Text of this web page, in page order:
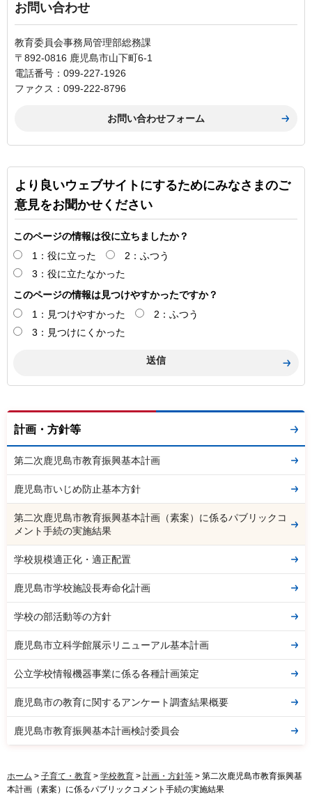
お問い合わせ
教育委員会事務局管理部総務課
〒892-0816 鹿児島市山下町6-1
電話番号：099-227-1926
ファクス：099-222-8796
より良いウェブサイトにするためにみなさまのご
意見をお聞かせください
このページの情報は役に立ちましたか？
1：役に立った
2：ふつう
3：役に立たなかった
このページの情報は見つけやすかったですか？
1：見つけやすかった
2：ふつう
3：見つけにくかった
計画・方針等
第二次鹿児島市教育振興基本計画
鹿児島市いじめ防止基本方針
第二次鹿児島市教育振興基本計画（素案）に係るパブリックコ
メント手続の実施結果
学校規模適正化・適正配置
鹿児島市学校施設長寿命化計画
学校の部活動等の方針
鹿児島市立科学館展示リニューアル基本計画
公立学校情報機器事業に係る各種計画策定
鹿児島市の教育に関するアンケート調査結果概要
鹿児島市教育振興基本計画検討委員会
ホーム > 子育て・教育 > 学校教育 > 計画・方針等 > 第二次鹿児島市教育振興基
本計画（素案）に係るパブリックコメント手続の実施結果